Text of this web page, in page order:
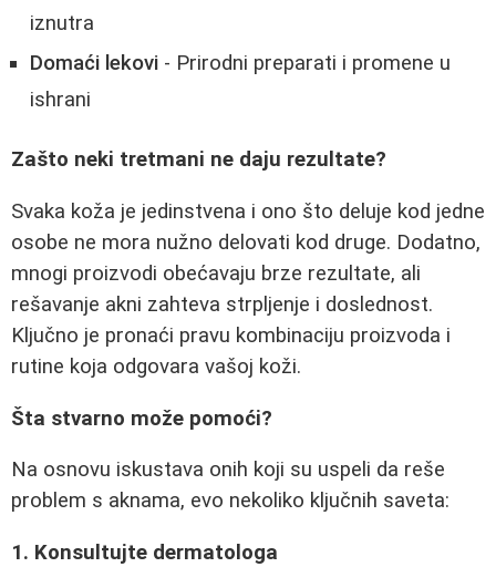
iznutra
Domaći lekovi - Prirodni preparati i promene u
ishrani
Zašto neki tretmani ne daju rezultate?
Svaka koža je jedinstvena i ono što deluje kod jedne
osobe ne mora nužno delovati kod druge. Dodatno,
mnogi proizvodi obećavaju brze rezultate, ali
rešavanje akni zahteva strpljenje i doslednost.
Ključno je pronaći pravu kombinaciju proizvoda i
rutine koja odgovara vašoj koži.
Šta stvarno može pomoći?
Na osnovu iskustava onih koji su uspeli da reše
problem s aknama, evo nekoliko ključnih saveta:
1. Konsultujte dermatologa